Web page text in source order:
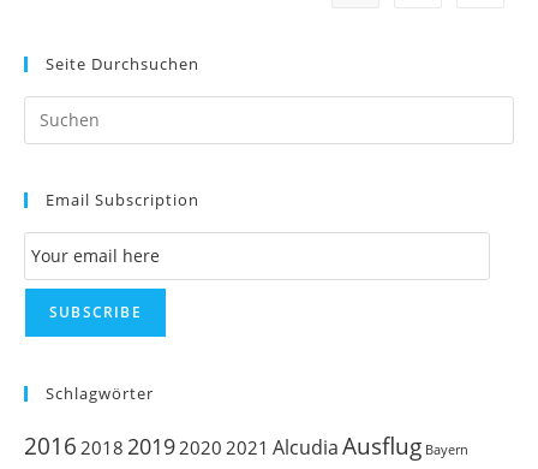
Seite Durchsuchen
Email Subscription
Email Subscription
SUBSCRIBE
Schlagwörter
2016 2018 20192020 2021 AlcudiaAusflug Bayern